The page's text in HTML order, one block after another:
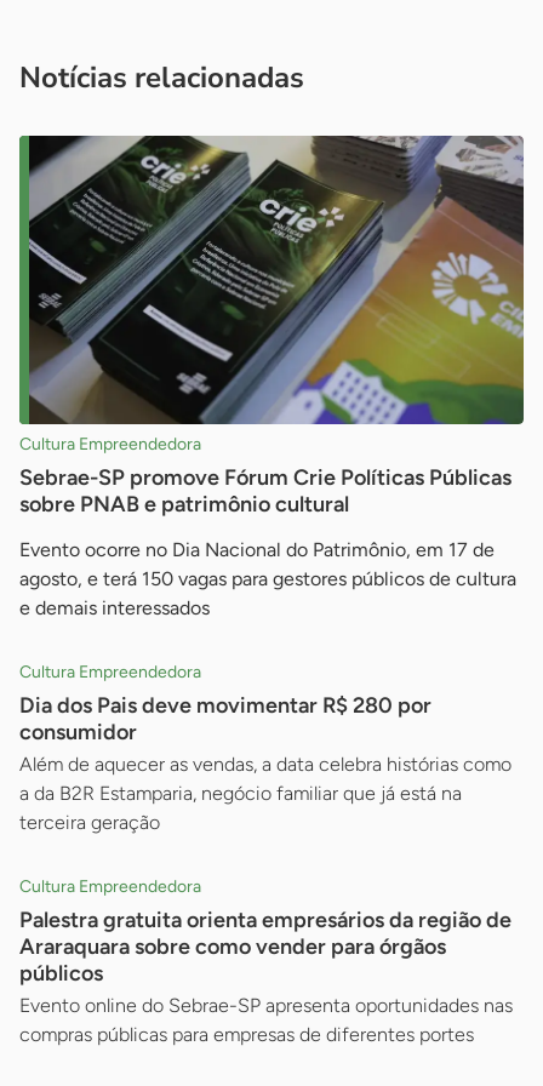
Notícias relacionadas
Cultura Empreendedora
Sebrae-SP promove Fórum Crie Políticas Públicas
sobre PNAB e patrimônio cultural
Evento ocorre no Dia Nacional do Patrimônio, em 17 de
agosto, e terá 150 vagas para gestores públicos de cultura
e demais interessados
Cultura Empreendedora
Dia dos Pais deve movimentar R$ 280 por
consumidor
Além de aquecer as vendas, a data celebra histórias como
a da B2R Estamparia, negócio familiar que já está na
terceira geração
Cultura Empreendedora
Palestra gratuita orienta empresários da região de
Araraquara sobre como vender para órgãos
públicos
Evento online do Sebrae-SP apresenta oportunidades nas
compras públicas para empresas de diferentes portes